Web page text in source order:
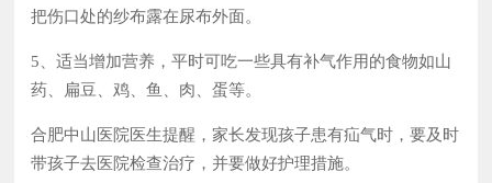
把伤口处的纱布露在尿布外面。
5、适当增加营养，平时可吃一些具有补气作用的食物如山
药、扁豆、鸡、鱼、肉、蛋等。
合肥中山医院医生提醒，家长发现孩子患有疝气时，要及时
带孩子去医院检查治疗，并要做好护理措施。